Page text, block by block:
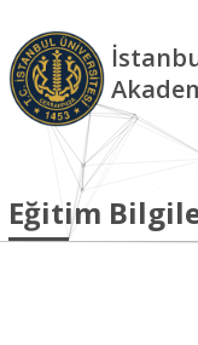
Eğitim